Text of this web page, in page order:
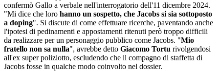
confermò Gallo a verbale nell'interrogatorio dell'11 dicembre 2024.
"Mi dice che loro hanno un sospetto, che Jacobs si sia sottoposto
a doping". Si discute di come effettuare ricerche, paventando anche
l'ipotesi di pedinamenti e appostamenti ritenuti però troppo difficili
da realizzare per un personaggio pubblico come Jacobs. "Mio
fratello non sa nulla", avrebbe detto Giacomo Tortu rivolgendosi
all'ex super poliziotto, escludendo che il compagno di staffetta di
Jacobs fosse in qualche modo coinvolto nel dossier.